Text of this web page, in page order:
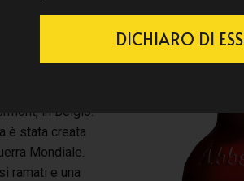
dai
in Belgio.
è stata creata
Mondiale.
ramati e una
DICHIARO DI